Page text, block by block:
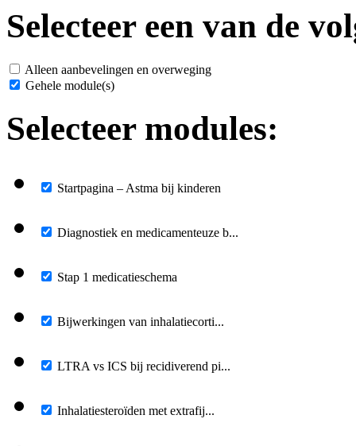
Selecteer een van de
Alleen aanbevelingen en overweging
Gehele module(s)
Selecteer modules:
Startpagina – Astma bij kinderen
Diagnostiek en medicamenteuze b...
Stap 1 medicatieschema
Bijwerkingen van inhalatiecorti...
LTRA vs ICS bij recidiverend pi...
Inhalatiesteroïden met extrafij...